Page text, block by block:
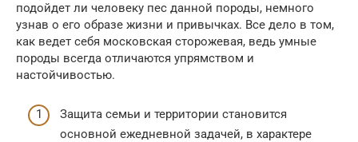
подойдет ли человеку пес данной породы, немного
узнав о его образе жизни и привычках. Все дело в том,
как ведет себя московская сторожевая, ведь умные
породы всегда отличаются упрямством и
настойчивостью.
Защита семьи и территории становится
основной ежедневной задачей, в характере